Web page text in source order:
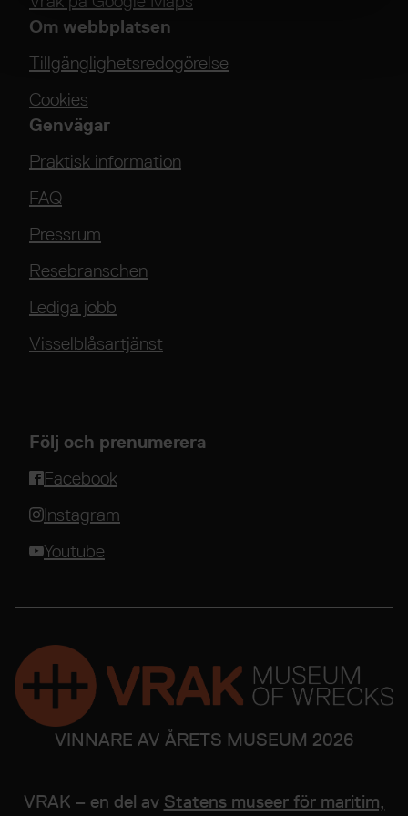
Om webbplatsen
Tillgänglighetsredogörelse
Cookies
Genvägar
Praktisk information
FAQ
Pressrum
Resebranschen
Lediga jobb
Visselblåsartjänst
Följ och prenumerera
Facebook
Instagram
Youtube
VINNARE AV ÅRETS MUSEUM 2026
VRAK – en del av Statens museer för maritim,